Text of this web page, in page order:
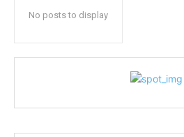
No posts to display